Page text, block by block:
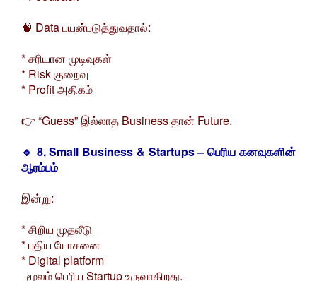
🧠 Data பயன்படுத்துவதால்:
* சரியான முடிவுகள்
* Risk குறைவு
* Profit அதிகம்
👉 “Guess” இல்லாத Business தான் Future.
🔹 8. Small Business & Startups – பெரிய கனவுகளின்
ஆரம்பம்
இன்று:
* சிறிய முதலீடு
* புதிய யோசனை
* Digital platform
மூலம் பெரிய Startup உருவாகிறது.